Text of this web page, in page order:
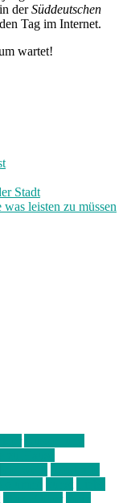
derSüddeutschen
Tag im Internet.
wartet!
Stadt
leisten zu müssen